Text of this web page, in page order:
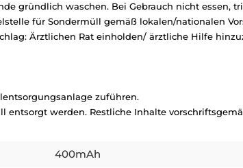
gründlich waschen. Bei Gebrauch nicht
für Sondermüll gemäß lokalen/nationalen
Ärztlichen Rat einholden/ ärztliche Hilfe
zuführen.
entsorgt werden. Restliche Inhalte
400mAh